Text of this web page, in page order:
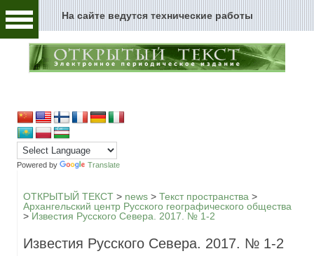
На сайте ведутся технические работы
Powered by Translate
ОТКРЫТЫЙ ТЕКСТ > news > Текст пространства >
Архангельский центр Русского географического общества
> Известия Русского Севера. 2017. № 1-2
Известия Русского Севера. 2017. № 1-2
Человек и текст
Текст пространства
Текст истории
Текст музыки
Текст музея
Глоссарий